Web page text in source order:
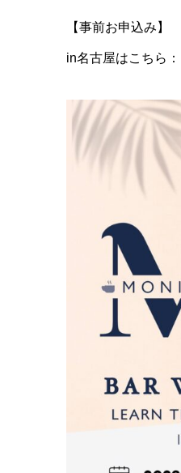
【事前お申込み】
in名古屋はこちら：